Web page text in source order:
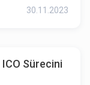
30.11.2023
Sürecini